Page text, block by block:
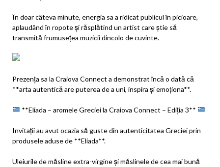
În doar câteva minute, energia sa a ridicat publicul în picioare,
aplaudând în ropote și răsplătind un artist care știe să
transmită frumusețea muzicii dincolo de cuvinte.
Prezența sa la Craiova Connect a demonstrat încă o dată că
**arta autentică are puterea de a uni, inspira și emoționa**.
**Eliada – aromele Greciei la Craiova Connect – Ediția 3**
Invitații au avut ocazia să guste din autenticitatea Greciei prin
produsele aduse de **Eliada**.
Uleiurile de măsline extra-virgine și măslinele de cea mai bună